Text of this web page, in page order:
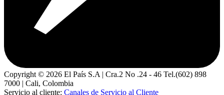
Copyright © 2026 El País S.A | Cra.2 No .24 - 46 Tel.(602) 898
7000 | Cali, Colombia
Servicio al cliente: Canales de Servicio al Cliente